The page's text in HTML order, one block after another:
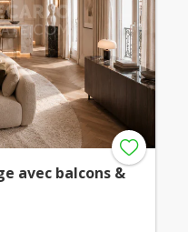
avec balcons &